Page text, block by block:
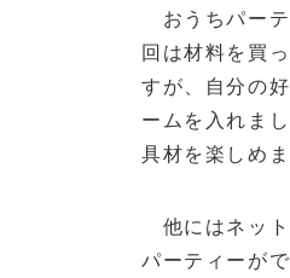
おうちパー
回は材料を買
すが、自分の
ームを入れま
具材を楽しめ
他にはネッ
パーティーが